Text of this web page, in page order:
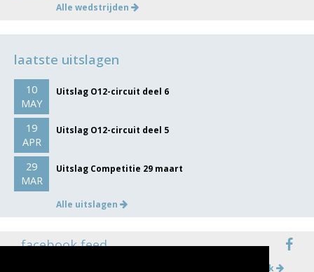
Alle wedstrijden
laatste uitslagen
10
MAY
Uitslag O12-circuit deel 6
19
APR
Uitslag O12-circuit deel 5
29
MAR
Uitslag Competitie 29 maart
Alle uitslagen
facebook feed
Meer op facebook